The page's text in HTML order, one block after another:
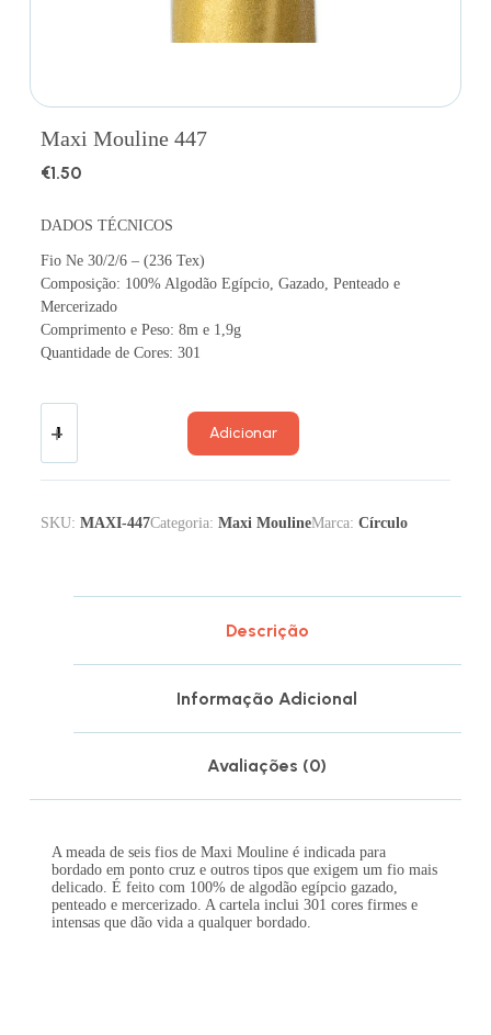
Maxi Mouline 447
€1.50
DADOS TÉCNICOS
Fio Ne 30/2/6 – (236 Tex)
Composição: 100% Algodão Egípcio, Gazado, Penteado e
Mercerizado
Comprimento e Peso: 8m e 1,9g
Quantidade de Cores: 301
Adicionar
SKU: MAXI-447Categoria: Maxi MoulineMarca: Círculo
Descrição
Informação Adicional
Avaliações (0)
A meada de seis fios de Maxi Mouline é indicada para
bordado em ponto cruz e outros tipos que exigem um fio mais
delicado. É feito com 100% de algodão egípcio gazado,
penteado e mercerizado. A cartela inclui 301 cores firmes e
intensas que dão vida a qualquer bordado.